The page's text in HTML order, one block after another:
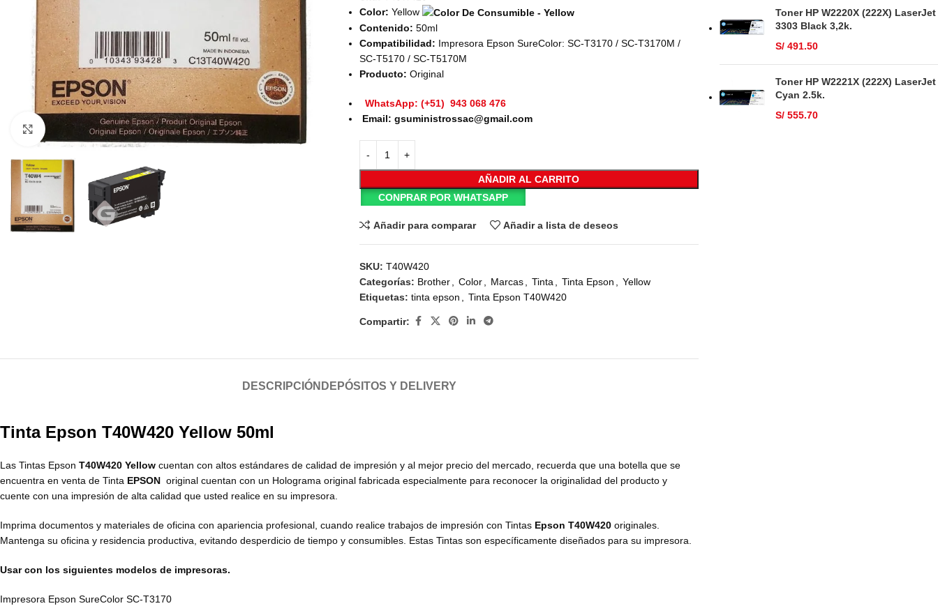
Haga Click para agrandar
Color:Yellow
Contenido: 50ml
Compatibilidad: Impresora Epson SureColor: SC-T3170 / SC-T3170M /
SC-T5170 / SC-T5170M
Producto: Original
WhatsApp: (+51) 943 068 476
Email: gsuministrossac@gmail.com
AÑADIR AL CARRITO
CONPRAR POR WHATSAPP
Añadir para comparar Añadir a lista de deseos
SKU:T40W420
Categorías: Brother, Color, Marcas, Tinta, Tinta Epson , Yellow
Etiquetas: tinta epson , Tinta Epson T40W420
Compartir:
DESCRIPCIÓN DEPÓSITOS Y DELIVERY
Tinta Epson T40W420 Yellow 50ml
Las Tintas Epson T40W420 Yellow cuentan con altos estándares de calidad de impresión y al mejor precio del mercado, recuerda que una botella que se
encuentra en venta de Tinta EPSON original cuentan con un Holograma original fabricada especialmente para reconocer la originalidad del producto y
cuente con una impresión de alta calidad que usted realice en su impresora.
Imprima documentos y materiales de oficina con apariencia profesional, cuando realice trabajos de impresión con Tintas Epson T40W420 originales.
Mantenga su oficina y residencia productiva, evitando desperdicio de tiempo y consumibles. Estas Tintas son específicamente diseñados para su impresora.
Usar con los siguientes modelos de impresoras.
Impresora Epson SureColor SC-T3170
Toner HP W2220X (222X) LaserJet
3303 Black 3,2k.
S/491.50
Toner HP W2221X (222X) LaserJet
Cyan 2.5k.
S/555.70